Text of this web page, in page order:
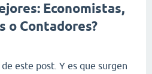
Economistas,
o Contadores?
este post. Y es que surgen